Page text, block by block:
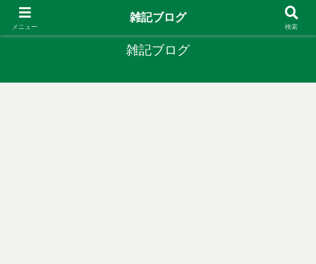
やりたいことがあるなら やってみたら？
雑記ブログ
メニュー
雑記ブログ
検索